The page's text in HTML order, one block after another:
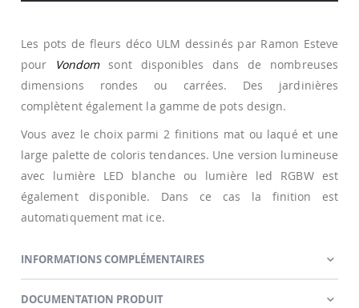
Les pots de fleurs déco ULM dessinés par Ramon Esteve
pour Vondomsont disponibles dans de nombreuses
dimensions rondes ou carrées. Des jardinières
complètent également la gamme de pots design.
Vous avez le choix parmi 2 finitions mat ou laqué et une
large palette de coloris tendances. Une version lumineuse
avec lumière LED blanche ou lumière led RGBW est
également disponible. Dans ce cas la finition est
automatiquement mat ice.
INFORMATIONS COMPLÉMENTAIRES
DOCUMENTATION PRODUIT